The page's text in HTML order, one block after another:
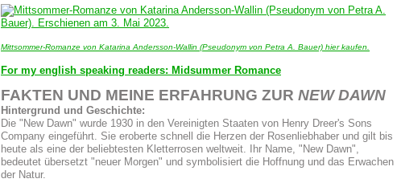
Mittsommer-Romanze von Katarina Andersson-Wallin (Pseudonym von Petra A. Bauer) hier kaufen.
For my english speaking readers: Midsummer Romance
FAKTEN UND MEINE ERFAHRUNG ZUR NEW DAWN
Hintergrund und Geschichte:
Die "New Dawn" wurde 1930 in den Vereinigten Staaten von Henry Dreer's Sons
Company eingeführt. Sie eroberte schnell die Herzen der Rosenliebhaber und gilt bis
heute als eine der beliebtesten Kletterrosen weltweit. Ihr Name, "New Dawn",
bedeutet übersetzt "neuer Morgen" und symbolisiert die Hoffnung und das Erwachen
der Natur.